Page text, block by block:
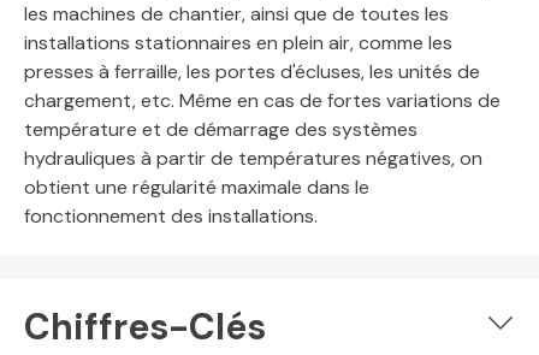
les machines de chantier, ainsi que de toutes les
installations stationnaires en plein air, comme les
presses à ferraille, les portes d'écluses, les unités de
chargement, etc. Même en cas de fortes variations de
température et de démarrage des systèmes
hydrauliques à partir de températures négatives, on
obtient une régularité maximale dans le
fonctionnement des installations.
Chiffres-Clés